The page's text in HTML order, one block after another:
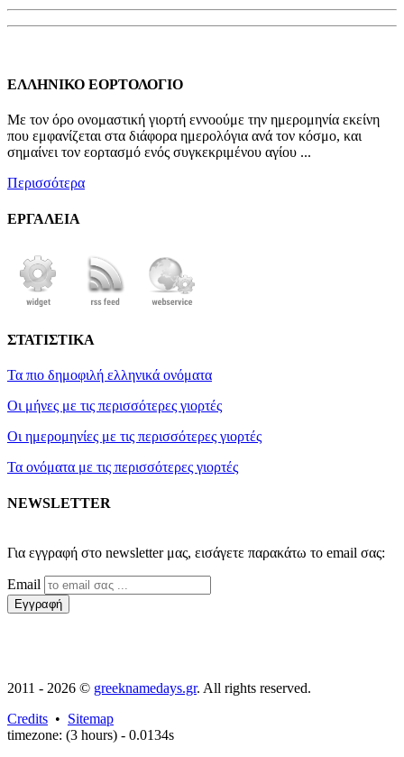
ΕΛΛΗΝΙΚΟ ΕΟΡΤΟΛΟΓΙΟ
Με τον όρο ονομαστική γιορτή εννοούμε την ημερομηνία εκείνη
που εμφανίζεται στα διάφορα ημερολόγια ανά τον κόσμο, και
σημαίνει τον εορτασμό ενός συγκεκριμένου αγίου ...
Περισσότερα
ΕΡΓΑΛΕΙΑ
ΣΤΑΤΙΣΤΙΚΑ
Τα πιο δημοφιλή ελληνικά ονόματα
Οι μήνες με τις περισσότερες γιορτές
Οι ημερομηνίες με τις περισσότερες γιορτές
Τα ονόματα με τις περισσότερες γιορτές
NEWSLETTER
2011 - 2026 © greeknamedays.gr. All rights reserved.
Credits • Sitemap
timezone: (3 hours) - 0.0134s